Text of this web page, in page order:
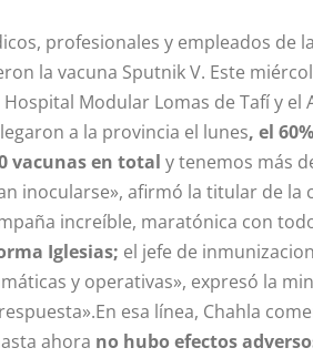
profesionales y empleados de
la vacuna Sputnik V. Este
Modular Lomas de Tafí y el
a la provincia el lunes, el
vacunas en total y tenemos más
inocularse», afirmó la titular de la
increíble, maratónica con
Iglesias; el jefe de
y operativas», expresó la
esa línea, Chahla
ahora no hubo efectos